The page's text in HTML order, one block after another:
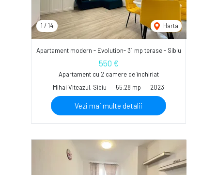
1 / 14 Harta
Apartament modern - Evolution- 31 mp terase - Sibiu
550 €
Apartament cu 2 camere de închiriat
Mihai Viteazul, Sibiu
55.28 mp 2023
Vezi mai multe detalii